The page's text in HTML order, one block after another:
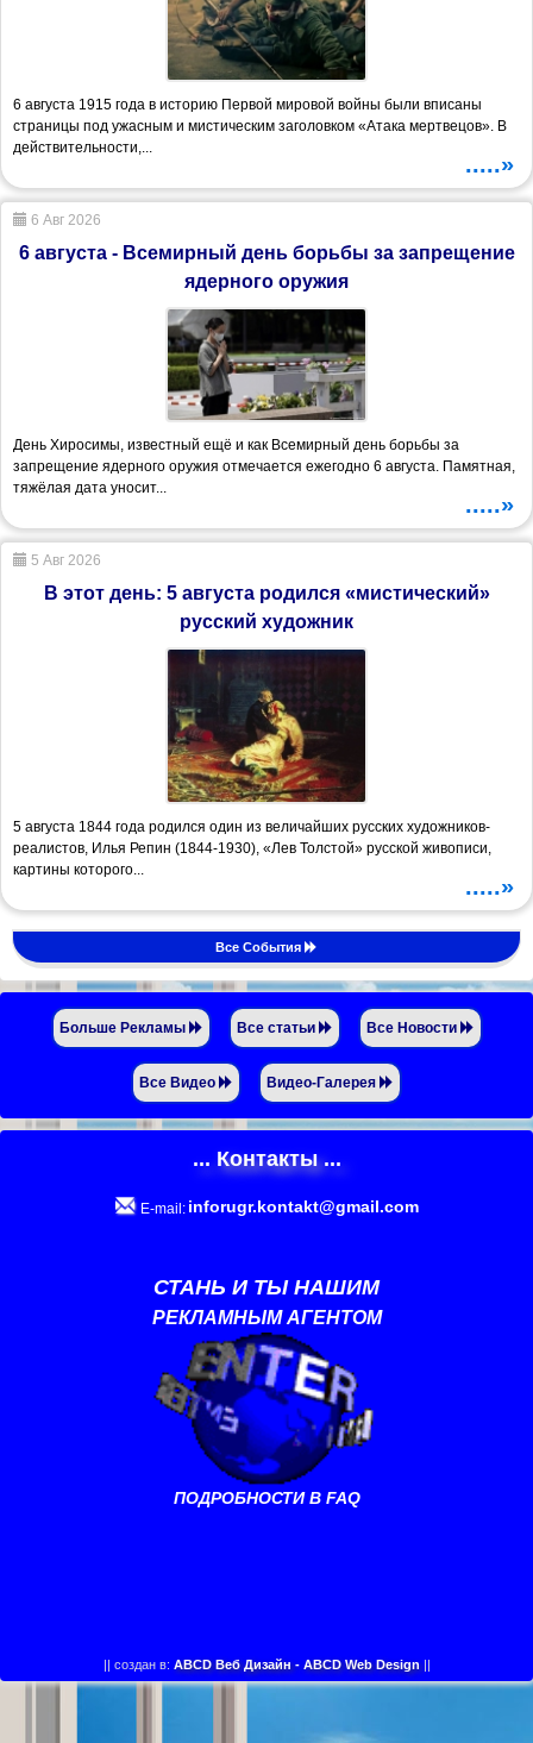
6 августа 1915 года в историю Первой мировой войны были вписаны
страницы под ужасным и мистическим заголовком «Атака мертвецов». В
действительности,...
.....»
6 Авг 2026
6 августа - Всемирный день борьбы за запрещение
ядерного оружия
День Хиросимы, известный ещё и как Всемирный день борьбы за
запрещение ядерного оружия отмечается ежегодно 6 августа. Памятная,
тяжёлая дата уносит...
.....»
5 Авг 2026
В этот день: 5 августа родился «мистический»
русский художник
5 августа 1844 года родился один из величайших русских художников-
реалистов, Илья Репин (1844-1930), «Лев Толстой» русской живописи,
картины которого...
.....»
Все События
Больше Рекламы Все статьи Все Новости
Все Видео Видео-Галерея
... Контакты ...
E-mail: inforugr.kontakt@gmail.com
СТАНЬ И ТЫ НАШИМ
РЕКЛАМНЫМ АГЕНТОМ
ПОДРОБНОСТИ В FAQ
|| создан в: ABCD Веб Дизайн - ABCD Web Design||